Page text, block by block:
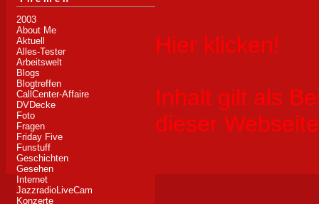
2003
About Me
Aktuell
Alles-Tester
Arbeitswelt
Blogs
Blogtreffen
CallCenter-Affaire
DVDecke
Foto
Fragen
Friday Five
Funstuff
Geschichten
Gesehen
Internet
JazzradioLiveCam
Konzerte
Hier klicken!
Inhalt gilt als
dieser